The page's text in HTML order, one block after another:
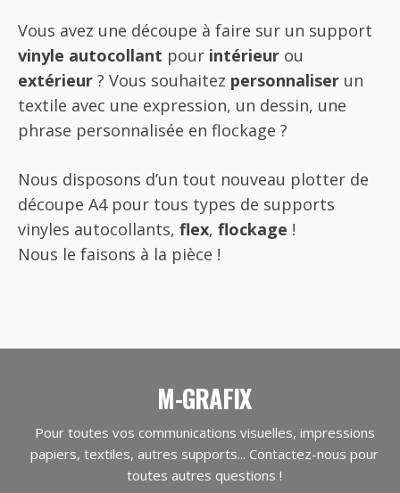
Vous avez une découpe à faire sur un support
vinyle autocollant pour intérieur ou
extérieur ? Vous souhaitez personnaliser un
textile avec une expression, un dessin, une
phrase personnalisée en flockage ?
Nous disposons d’un tout nouveau plotter de
découpe A4 pour tous types de supports
vinyles autocollants, flex, flockage !
Nous le faisons à la pièce !
M-GRAFIX
Pour toutes vos communications visuelles, impressions
papiers, textiles, autres supports... Contactez-nous pour
toutes autres questions !